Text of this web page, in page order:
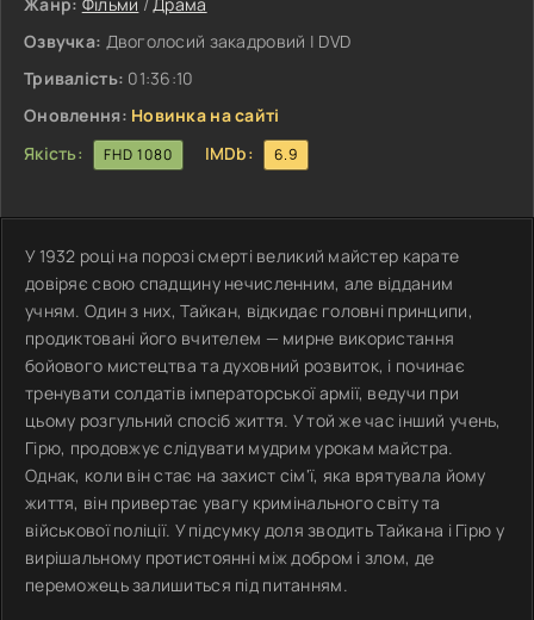
Озвучка: Двоголосий закадровий | DVD
Тривалість: 01:36:10
Оновлення: Новинка на сайті
Якість:
FHD 1080 IMDb: 6.9
У 1932 році на порозі смерті великий майстер карате
довіряє свою спадщину нечисленним, але відданим
учням. Один з них, Тайкан, відкидає головні принципи,
продиктовані його вчителем — мирне використання
бойового мистецтва та духовний розвиток, і починає
тренувати солдатів імператорської армії, ведучи при
цьому розгульний спосіб життя. У той же час інший учень,
Гірю, продовжує слідувати мудрим урокам майстра.
Однак, коли він стає на захист сім'ї, яка врятувала йому
життя, він привертає увагу кримінального світу та
військової поліції. У підсумку доля зводить Тайкана і Гірю у
вирішальному протистоянні між добром і злом, де
переможець залишиться під питанням.